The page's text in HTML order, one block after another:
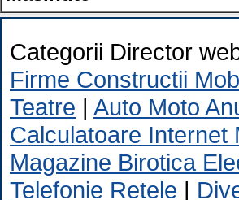
Categorii Director
Firme Constructii
Teatre | Auto Moto
Calculatoare Internet
Magazine Birotica
Telefonie Retele |